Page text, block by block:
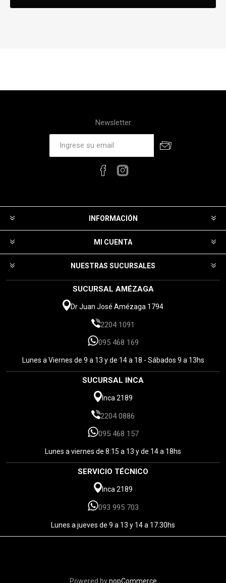
Newsletter
INFORMACIÓN
MI CUENTA
NUESTRAS SUCURSALES
SUCURSAL AMÉZAGA
Dr Juan José Amézaga 1794
2204 1091
095 468 169
Lunes a Viernes de 9 a 13 y de 14 a 18 - Sábados 9 a 13hs
SUCURSAL INCA
Inca 2189
2204 0886
095 468 157
Lunes a viernes de 8:15 a 13 y de 14 a 18hs
SERVICIO TÉCNICO
Inca 2189
093 995 703
Lunes a jueves de 9 a 13 y 14 a 17:30hs
Powered bynopCommerce